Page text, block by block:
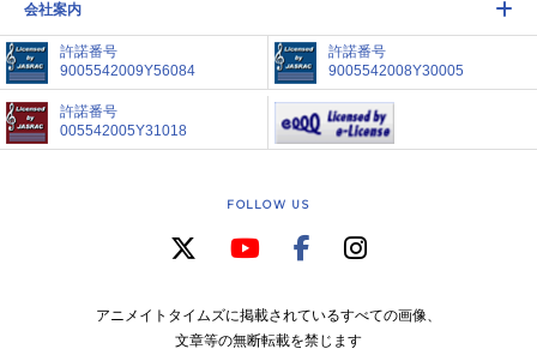
会社案内
許諾番号
9005542009Y56084
許諾番号
9005542008Y30005
許諾番号
005542005Y31018
FOLLOW US
アニメイトタイムズに掲載されているすべての画像、
文章等の無断転載を禁じます